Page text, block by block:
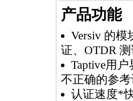
产品功能
Versiv 的模
证、OTDR
Taptive用
不正确的参
认证速度*